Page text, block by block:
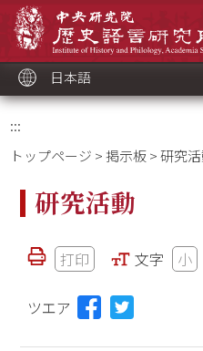
ッ
ク
日本語
:::
トップページ >掲示板> 研究
研究活動
打印 文字 小
ツエア